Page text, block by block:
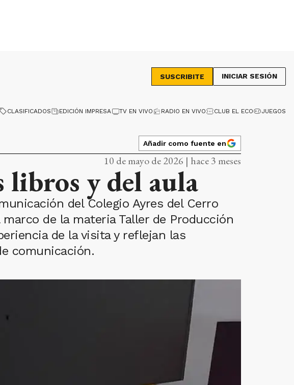
SUSCRIBITE INICIAR SESIÓN
CLASIFICADOS EDICIÓN IMPRESA TV EN VIVO RADIO EN VIVO CLUB EL ECO JUEGOS
Añadir como fuente en
10 de mayo de 2026 | hace 3 meses
libros y del aula
del Colegio Ayres del Cerro
de la materia Taller de Producción
de la visita y reflejan las
comunicación.